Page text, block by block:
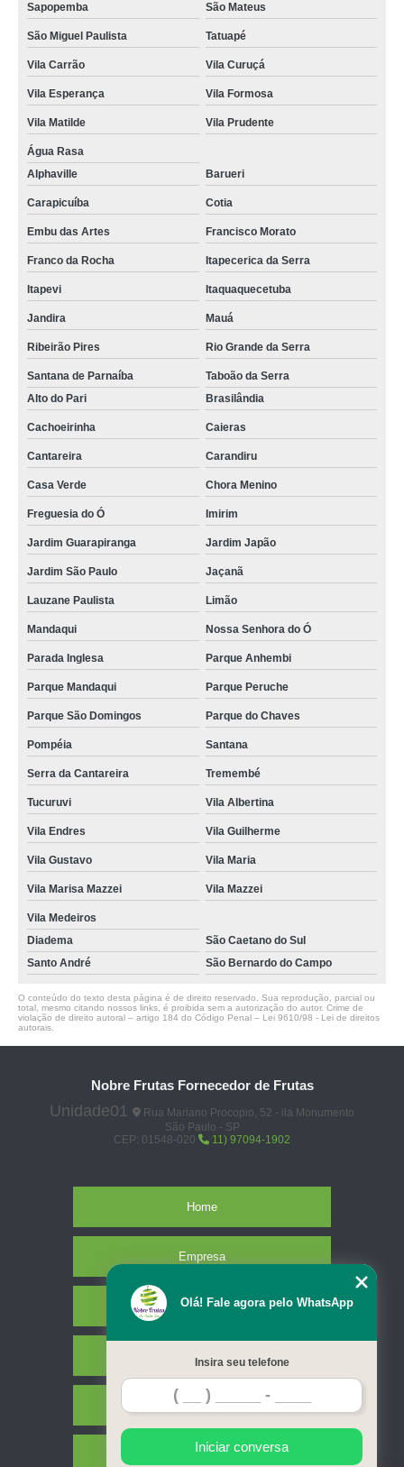
Sapopemba São Mateus
São Miguel Paulista Tatuapé
Vila Carrão Vila Curuçá
Vila Esperança Vila Formosa
Vila Matilde Vila Prudente
Água Rasa
Alphaville
Barueri
Carapicuíba Cotia
Embu das Artes Francisco Morato
Franco da Rocha Itapecerica da Serra
Itapevi Itaquaquecetuba
Jandira Mauá
Ribeirão Pires Rio Grande da Serra
Santana de Parnaíba
Taboão da Serra
Alto do Pari
Brasilândia
Cachoeirinha Caieras
Cantareira Carandiru
Casa Verde Chora Menino
Freguesia do Ó Imirim
Jardim Guarapiranga Jardim Japão
Jardim São Paulo Jaçanã
Lauzane Paulista Limão
Mandaqui Nossa Senhora do Ó
Parada Inglesa Parque Anhembi
Parque Mandaqui Parque Peruche
Parque São Domingos Parque do Chaves
Pompéia Santana
Serra da Cantareira Tremembé
Tucuruvi Vila Albertina
Vila Endres Vila Guilherme
Vila Gustavo Vila Maria
Vila Marisa Mazzei Vila Mazzei
Vila Medeiros
Diadema
São Caetano do Sul
Santo André
São Bernardo do Campo
O conteúdo do texto desta página é de direito reservado. Sua reprodução, parcial ou
total, mesmo citando nossos links, é proibida sem a autorização do autor. Crime de
violação de direito autoral – artigo 184 do Código Penal – Lei 9610/98 - Lei de direitos
autorais
Nobre Frutas Fornecedor de Frutas
Unidade01
Rua Mariano Procopio, 52 - ila Monumento
São Paulo - SP
CEP: 01548-020
11) 97094-1902
Home
Empresa
Missão
Serviços
Contato
Mapa do site
Olá! Fale agora pelo WhatsApp
Insira seu telefone
Iniciar conversa